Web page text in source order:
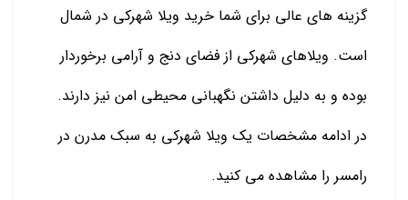
گزینه های عالی برای شما خرید ویلا شهرکی در شمال
است. ویلاهای شهرکی از فضای دنج و آرامی برخوردار
بوده و به دلیل داشتن نگهبانی محیطی امن نیز دارند.
در ادامه مشخصات یک ویلا شهرکی به سبک مدرن در
رامسر را مشاهده می کنید.